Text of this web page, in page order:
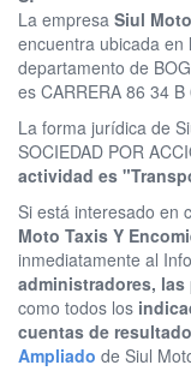
La empresa Siul
encuentra ubicada en
departamento de
es CARRERA 86 34 B
La forma jurídica de
SOCIEDAD POR
actividad es
Si está interesado en
Moto Taxis Y
inmediatamente al
administradores,
como todos los
cuentas de
Ampliado de Siul